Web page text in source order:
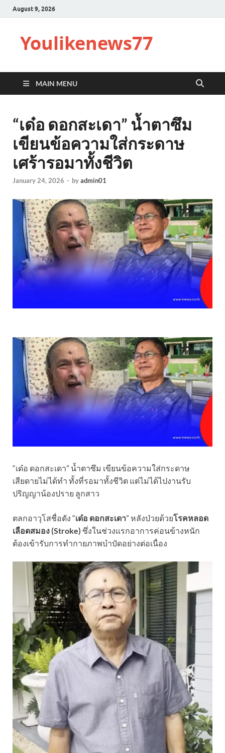
August 9, 2026
Youlikenews77
MAIN MENU
“เด๋อ ดอกสะเดา” น้ำตาซึม
เขียนข้อความใส่กระดาษ
เศร้ารอมาทั้งชีวิต
January 24, 2026 - byadmin01
“เด๋อ ดอกสะเดา” น้ำตาซึม เขียนข้อความใส่กระดาษ
เสียดายไม่ได้ทำ ทั้งที่รอมาทั้งชีวิต แต่ไม่ได้ไปงานรับ
ปริญญาน้องปราย ลูกสาว
ตลกอาวุโสชื่อดัง “เด๋อ ดอกสะเดา” หลังป่วยด้วยโรคหลอด
เลือดสมอง (Stroke) ซึ่งในช่วงแรกอาการค่อนข้างหนัก
ต้องเข้ารับการทำกายภาพบำบัดอย่างต่อเนื่อง